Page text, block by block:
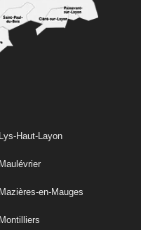
Lys-Haut-Layon
Maulévrier
Mazières-en-Mauges
Montilliers